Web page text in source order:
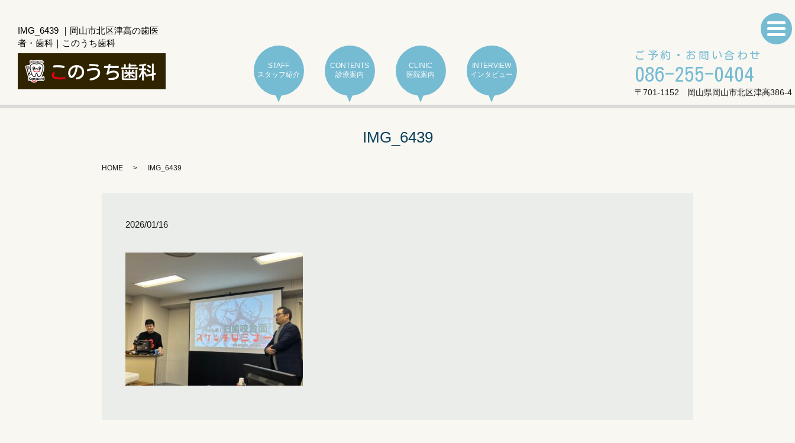
IMG_6439 ｜岡山市北区津高の歯医
者・歯科｜このうち歯科
STAFF
スタッフ紹介
CONTENTS
診療案内
CLINIC
医院案内
INTERVIEW
インタビュー
ご予約・お問い合わせ
086-255-0404
〒701-1152 岡山県岡山市北区津高386-4
IMG_6439
HOME IMG_6439
2026/01/16